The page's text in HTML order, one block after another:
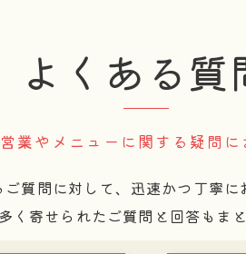
営業やメニューに関する疑問に
よくある質
質問に対して、迅速かつ丁寧に
く寄せられたご質問と回答もま